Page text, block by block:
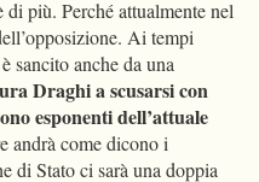
più. Perché attualmente nel
Ai tempi
sancito anche da una
Draghi a scusarsi con
esponenti dell’attuale
andrà come dicono i
di Stato ci sarà una doppia